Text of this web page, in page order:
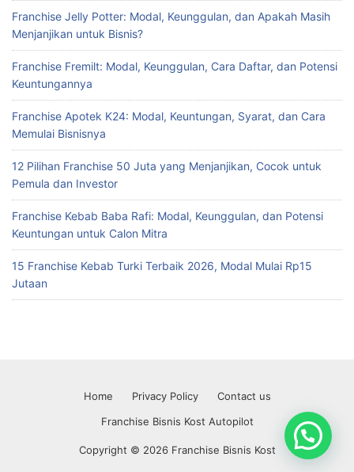
Franchise Jelly Potter: Modal, Keunggulan, dan Apakah Masih
Menjanjikan untuk Bisnis?
Franchise Fremilt: Modal, Keunggulan, Cara Daftar, dan Potensi
Keuntungannya
Franchise Apotek K24: Modal, Keuntungan, Syarat, dan Cara
Memulai Bisnisnya
12 Pilihan Franchise 50 Juta yang Menjanjikan, Cocok untuk
Pemula dan Investor
Franchise Kebab Baba Rafi: Modal, Keunggulan, dan Potensi
Keuntungan untuk Calon Mitra
15 Franchise Kebab Turki Terbaik 2026, Modal Mulai Rp15
Jutaan
Home Privacy Policy
Contact us
Franchise Bisnis Kost Autopilot
Copyright © 2026 Franchise Bisnis Kost